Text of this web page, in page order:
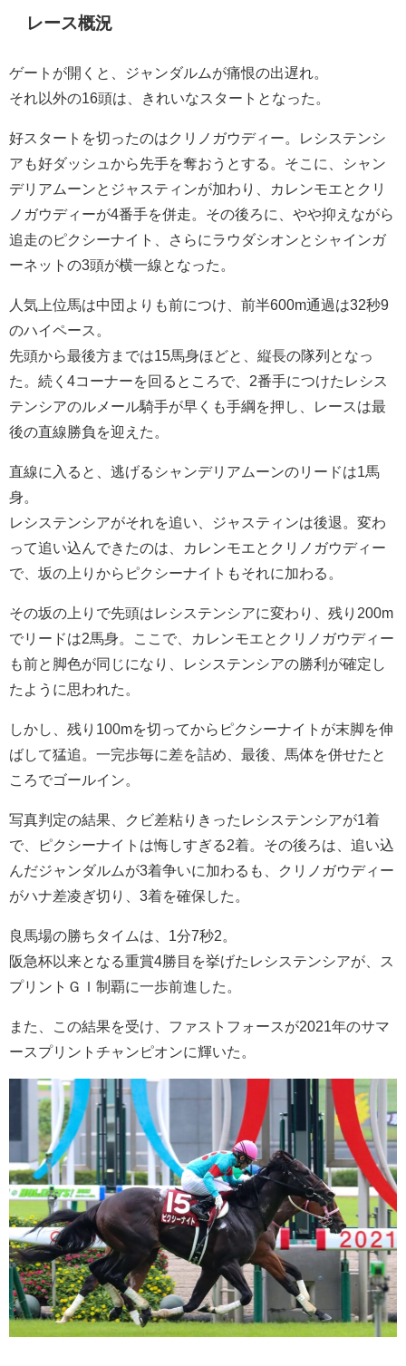
レース概況
ゲートが開くと、ジャンダルムが痛恨の出遅れ。
それ以外の16頭は、きれいなスタートとなった。
好スタートを切ったのはクリノガウディー。レシステンシ
アも好ダッシュから先手を奪おうとする。そこに、シャン
デリアムーンとジャスティンが加わり、カレンモエとクリ
ノガウディーが4番手を併走。その後ろに、やや抑えながら
追走のピクシーナイト、さらにラウダシオンとシャインガ
ーネットの3頭が横一線となった。
人気上位馬は中団よりも前につけ、前半600m通過は32秒9
のハイペース。
先頭から最後方までは15馬身ほどと、縦長の隊列となっ
た。続く4コーナーを回るところで、2番手につけたレシス
テンシアのルメール騎手が早くも手綱を押し、レースは最
後の直線勝負を迎えた。
直線に入ると、逃げるシャンデリアムーンのリードは1馬
身。
レシステンシアがそれを追い、ジャスティンは後退。変わ
って追い込んできたのは、カレンモエとクリノガウディー
で、坂の上りからピクシーナイトもそれに加わる。
その坂の上りで先頭はレシステンシアに変わり、残り200m
でリードは2馬身。ここで、カレンモエとクリノガウディー
も前と脚色が同じになり、レシステンシアの勝利が確定し
たように思われた。
しかし、残り100mを切ってからピクシーナイトが末脚を伸
ばして猛追。一完歩毎に差を詰め、最後、馬体を併せたと
ころでゴールイン。
写真判定の結果、クビ差粘りきったレシステンシアが1着
で、ピクシーナイトは悔しすぎる2着。その後ろは、追い込
んだジャンダルムが3着争いに加わるも、クリノガウディー
がハナ差凌ぎ切り、3着を確保した。
良馬場の勝ちタイムは、1分7秒2。
阪急杯以来となる重賞4勝目を挙げたレシステンシアが、ス
プリントＧＩ制覇に一歩前進した。
また、この結果を受け、ファストフォースが2021年のサマ
ースプリントチャンピオンに輝いた。